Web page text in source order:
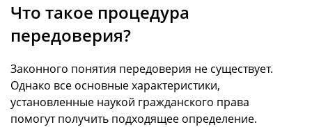
Что такое процедура
передоверия?
Законного понятия передоверия не существует.
Однако все основные характеристики,
установленные наукой гражданского права
помогут получить подходящее определение.